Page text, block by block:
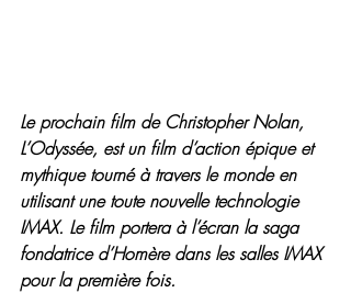
Le prochain film de Christopher Nolan,
L’Odyssée, est un film d’action épique et
mythique tourné à travers le monde en
utilisant une toute nouvelle technologie
IMAX. Le film portera à l’écran la saga
fondatrice d’Homère dans les salles IMAX
pour la première fois.